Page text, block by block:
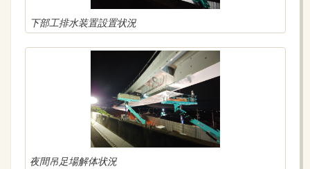
下部工排水装置設置状況
夜間吊足場解体状況